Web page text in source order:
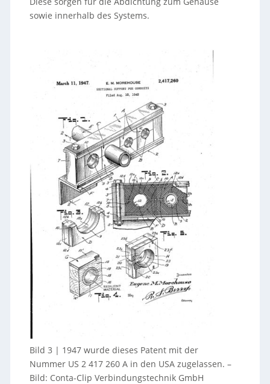
sowie innerhalb des Systems.
Bild 3 | 1947 wurde dieses Patent mit der
Nummer US 2 417 260 A in den USA zugelassen. –
Bild: Conta-Clip Verbindungstechnik GmbH